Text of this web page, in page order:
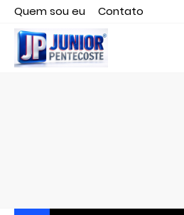
Quem sou eu
Contato
Editor responsável, jornalista